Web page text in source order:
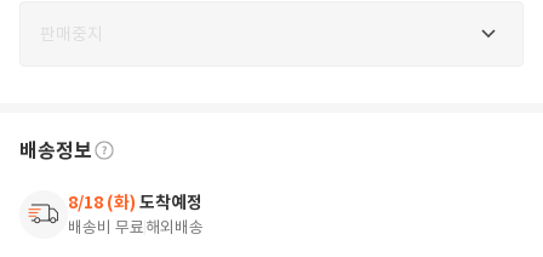
판매중지
배송정보
8/18 (화) 도착예정
배송비 무료해외배송